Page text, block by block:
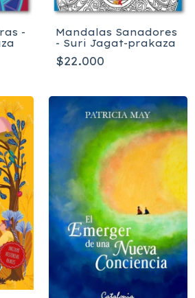
-
Mandalas Sanadores
- Suri Jagat-prakaza
$22.000